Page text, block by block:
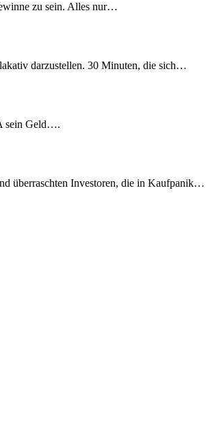
zu sein. Alles nur…
darzustellen. 30 Minuten, die sich…
sein Geld….
überraschten Investoren, die in Kaufpanik…